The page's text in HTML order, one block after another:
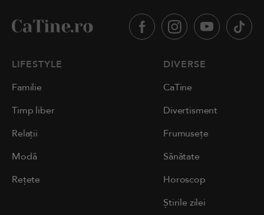
LIFESTYLE
Familie
Timp liber
Relații
Modă
Rețete
DIVERSE
CaTine
Divertisment
Frumusețe
Sănătate
Horoscop
Știrile zilei